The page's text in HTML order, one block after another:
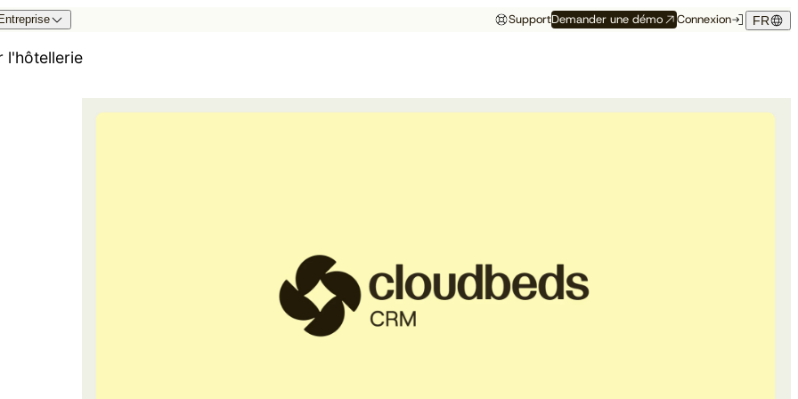
Entreprise SupportDemander une démo Connexion FR
Expérience client
Maison Hubert, à Bordeaux,
gagne en confiance,
client
de ce qui vient
l'hôtellerie